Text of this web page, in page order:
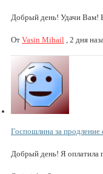
Добрый день! Удачи Вам!
От Vasin Mihail 2 дня
Госпошлина за продление
Добрый день! Я оплатила